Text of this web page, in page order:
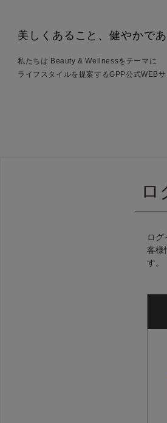
美しくあること、健やかであ
私たちは Beauty & Wellnessをテーマに
ライフスタイルを提案するGPP公式WEBサ
ロ
ログ
客様
す。